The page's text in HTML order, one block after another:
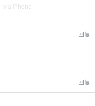
via iPhone
回复
回复